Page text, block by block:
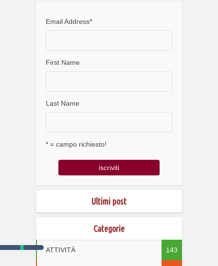
Email Address*
First Name
Last Name
* = campo richiesto!
Ultimi post
Categorie
ATTIVITÀ 143